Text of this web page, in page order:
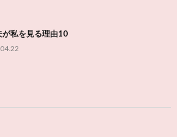
が私を見る理由10